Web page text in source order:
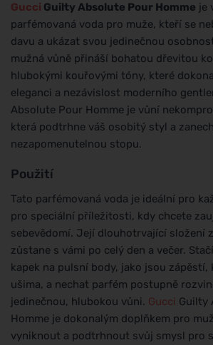
Gucci Guilty Absolute Pour Homme je
parfémovaná voda pro muže, kteří se
davu a ukázat svou jedinečnou
mužná vůně přináší bohatou dřevitou
hlubokými kouřovými tóny, které
eleganci a nezávislost moderního
Absolute Pour Homme je vůní
která podtrhne váš osobitý styl a
nezapomenutelnou stopu.
Použití
Tato parfémovaná voda je ideální pro
pro speciální příležitosti, kdy chcete
sebevědomí. Její dlouhotrvající složení
zůstane s vámi po celý den a večer.
kapek na pulsní body, jako jsou zápěstí,
ušima, a nechat parfém postupně
jedinečnou, hlubokou vůni. Gucci Guilty
Homme je dokonalým doplňkem pro
vyniknout a podtrhnout svůj smysl pro